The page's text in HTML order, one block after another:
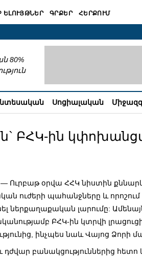
ԵԼՈՒՅԹՆԵՐ ԳՐՔԵՐ ՀԵՐՔՈՒՄ
80%
Սոցիալական
ԲՀԿ-ին
Ուրբաթ օրվա ՀՀԿ նիստին
ուժերի պահանջները և որոշում
ներքաղաքական լարումը:
ԲՀԿ-ին կտրվի
ինչպես նաև Վայոց Ձորի
դժվար բանակցություններից հետո